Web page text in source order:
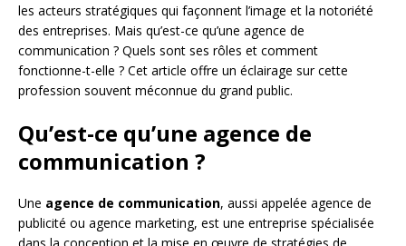
les acteurs stratégiques qui façonnent l’image et la notoriété
des entreprises. Mais qu’est-ce qu’une agence de
communication ? Quels sont ses rôles et comment
fonctionne-t-elle ? Cet article offre un éclairage sur cette
profession souvent méconnue du grand public.
Qu’est-ce qu’une agence de
communication ?
Une agence de communication, aussi appelée agence de
publicité ou agence marketing, est une entreprise spécialisée